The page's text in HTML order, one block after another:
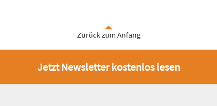
Zurück zum Anfang
Jetzt Newsletter kostenlos lesen